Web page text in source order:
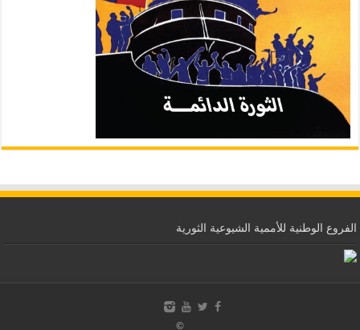
الفروع الوطنية للأممية الشيوعية الثورية
©